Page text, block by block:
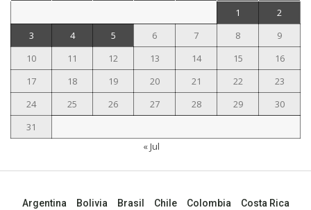
1
2
3
4 5 6 7 8
9
10
11 12 13 14 15
16
17
18 19 20 21 22
23
24
25 26 27 28 29
30
31
« Jul
Argentina Bolivia Brasil Chile Colombia Costa Rica